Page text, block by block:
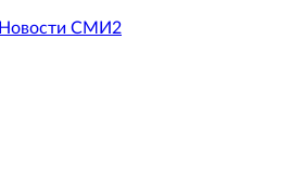
Новости СМИ2